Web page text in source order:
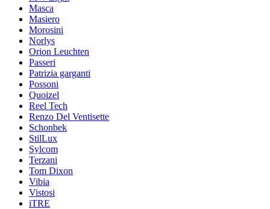
Masca
Masiero
Morosini
Norlys
Orion Leuchten
Passeri
Patrizia garganti
Possoni
Quoizel
Reel Tech
Renzo Del Ventisette
Schonbek
StilLux
Sylcom
Terzani
Tom Dixon
Vibia
Vistosi
iTRE